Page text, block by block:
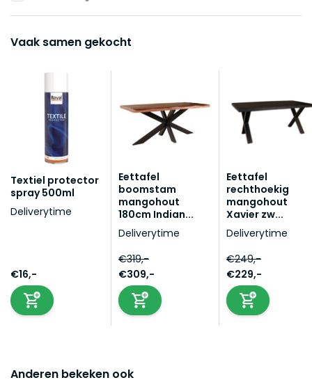
Vaak samen gekocht
Textiel protector
spray 500ml
Deliverytime
€16,-
Eettafel
boomstam
mangohout
180cm Indian...
Deliverytime
€319,-
€309,-
Eettafel
rechthoekig
mangohout
Xavier zw...
Deliverytime
€249,-
€229,-
Anderen bekeken ook